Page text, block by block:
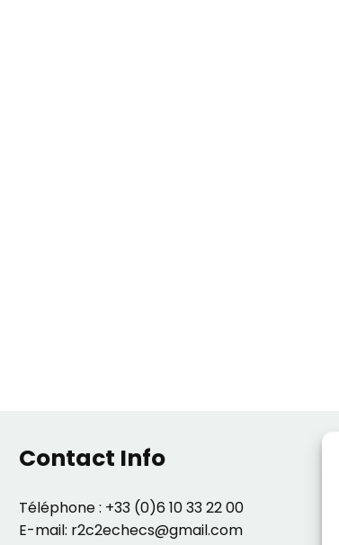
Contact Info
Téléphone : +33 (0)6 10 33 22 00
E-mail: r2c2echecs@gmail.com